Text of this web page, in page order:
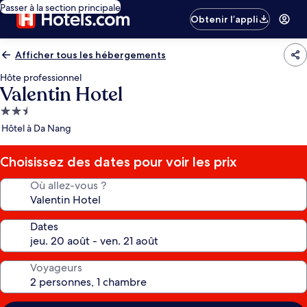
Passer à la section principale
Obtenir l’appli
Afficher tous les hébergements
Hôte professionnel
Valentin Hotel
Hébergement
2.5 étoiles
Hôtel à Da Nang
Choisissez des dates pour voir les prix
Où allez-vous ?
Dates
Voyageurs